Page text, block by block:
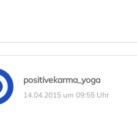
positivekarma_yoga
14.04.2015 um 09:55 Uhr